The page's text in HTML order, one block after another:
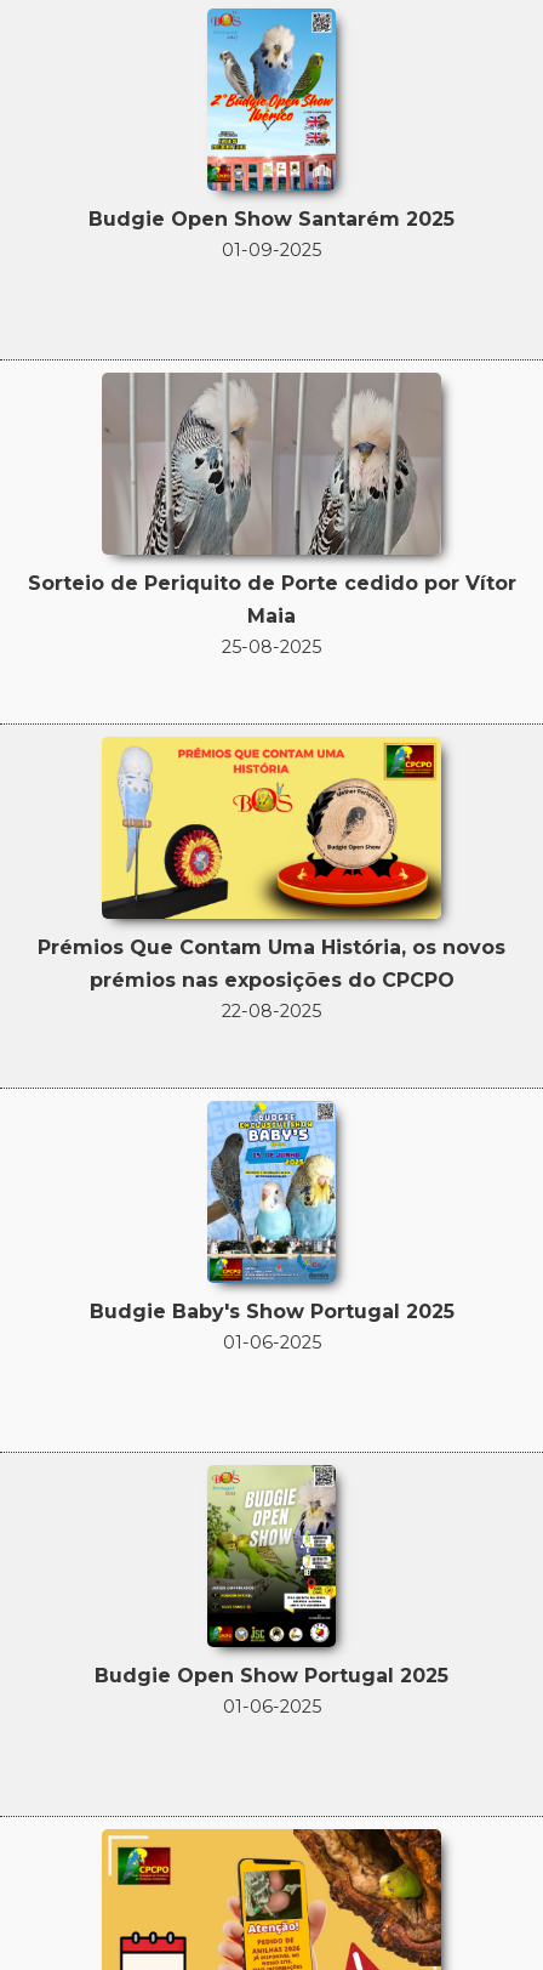
Budgie Open Show Santarém 2025
01-09-2025
Sorteio de Periquito de Porte cedido por Vítor
Maia
25-08-2025
Prémios Que Contam Uma História, os novos
prémios nas exposições do CPCPO
22-08-2025
Budgie Baby's Show Portugal 2025
01-06-2025
Budgie Open Show Portugal 2025
01-06-2025